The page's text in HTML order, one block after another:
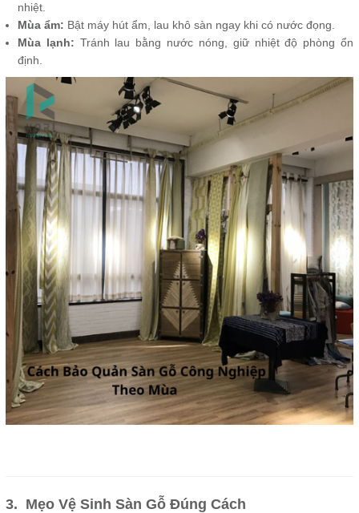
nhiệt.
Mùa ẩm: Bật máy hút ẩm, lau khô sàn ngay khi có nước đọng.
Mùa lạnh: Tránh lau bằng nước nóng, giữ nhiệt độ phòng ổn
định.
3. Mẹo Vệ Sinh Sàn Gỗ Đúng Cách